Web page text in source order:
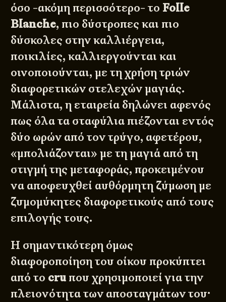
όσο -ακόμη περισσότερο- το Folle
Blanche, πιο δύστροπες και πιο
δύσκολες στην καλλιέργεια,
ποικιλίες, καλλιεργούνται και
οινοποιούνται, με τη χρήση τριών
διαφορετικών στελεχών μαγιάς.
Μάλιστα, η εταιρεία δηλώνει αφενός
πως όλα τα σταφύλια πιέζονται εντός
δύο ωρών από τον τρύγο, αφετέρου,
«μπολιάζονται» με τη μαγιά από τη
στιγμή της μεταφοράς, προκειμένου
να αποφευχθεί αυθόρμητη ζύμωση με
ζυμομύκητες διαφορετικούς από τους
επιλογής τους.
Η σημαντικότερη όμως
διαφοροποίηση του οίκου προκύπτει
από το cru που χρησιμοποιεί για την
πλειονότητα των αποσταγμάτων του·